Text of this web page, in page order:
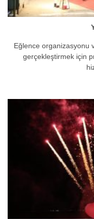
Eğlence organizasyonu
gerçekleştirmek için